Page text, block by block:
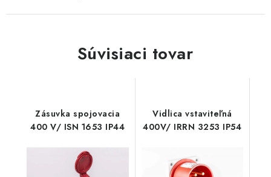
Súvisiaci tovar
Zásuvka spojovacia
400 V/ ISN 1653 IP44
Vidlica vstaviteľná
400V/ IRRN 3253 IP54